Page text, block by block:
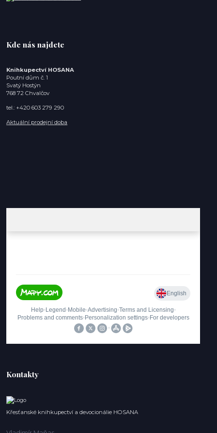
Kde nás najdete
Knihkupectví HOSANA
Poutní dům č. 1
Svatý Hostýn
768 72 Chvalčov
tel.: +420 603 279 290
Aktuální prodejní doba
Kontakty
Křesťanské knihkupectví a devocionálie HOSANA